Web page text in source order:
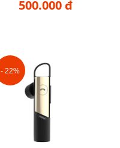
500.000 đ
- 22%